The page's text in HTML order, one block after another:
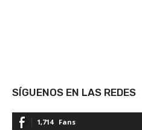
SÍGUENOS EN LAS REDES
1,714 Fans